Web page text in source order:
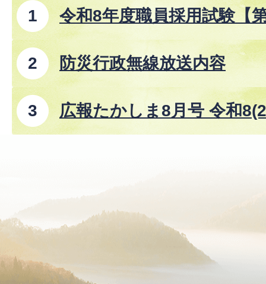
令和8年度職員採用試験【
防災行政無線放送内容
広報たかしま8月号 令和